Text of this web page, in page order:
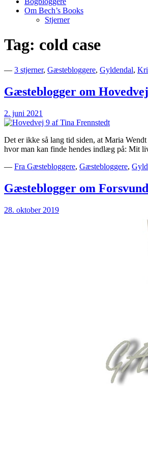
Om Bech’s Books
Stjerner
Bech's Books
Bogblog – Vi ♥ Bøger
Tag: cold case
— 3 stjerner, Gæstebloggere, Gyldendal,
Gæsteblogger om
2. juni 2021
Det er ikke så lang tid siden, at Maria
hvor man kan finde hendes indlæg på: Mit
— Fra Gæstebloggere, Gæstebloggere,
Gæsteblogger om
28. oktober 2019